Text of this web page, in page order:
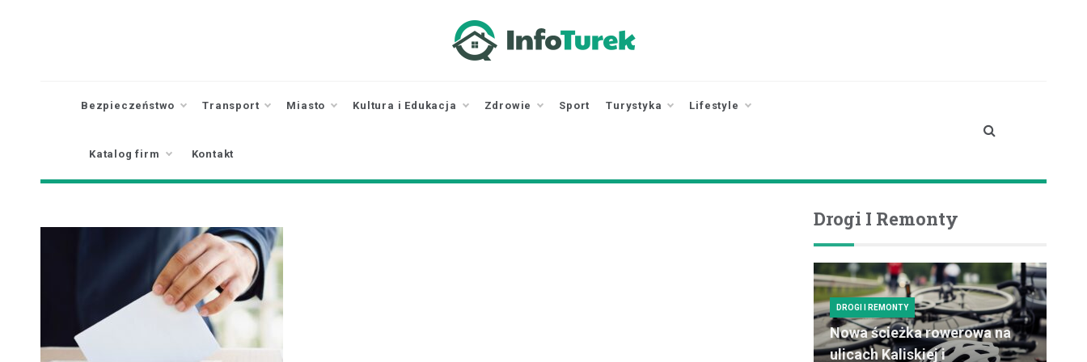
Bezpieczeństwo Transport Miasto Kultura i Edukacja Zdrowie Sport Turystyka Lifestyle
Katalog firm Kontakt
Drogi I Remonty
DROGI I REMONTY
Nowa ścieżka rowerowa na
ulicach Kaliskiej i